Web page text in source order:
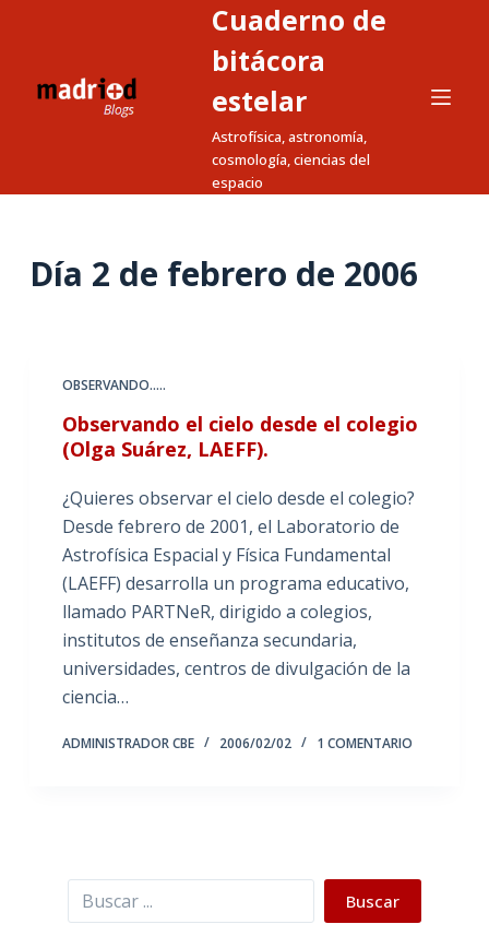
a
Cuaderno de
bitácora
estelar
Astrofísica, astronomía,
cosmología, ciencias del
espacio
Día 2 de febrero de 2006
OBSERVANDO.....
Observando el cielo desde el colegio
(Olga Suárez, LAEFF).
¿Quieres observar el cielo desde el colegio?
Desde febrero de 2001, el Laboratorio de
Astrofísica Espacial y Física Fundamental
(LAEFF) desarrolla un programa educativo,
llamado PARTNeR, dirigido a colegios,
institutos de enseñanza secundaria,
universidades, centros de divulgación de la
ciencia…
ADMINISTRADOR CBE 2006/02/02 1 COMENTARIO
Buscar Buscar